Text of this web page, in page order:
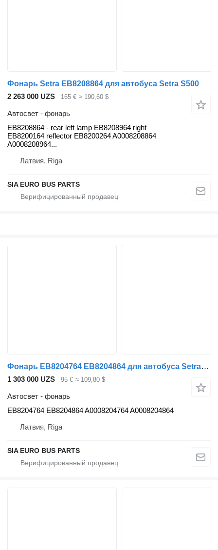
Фонарь Setra EB8208864 для автобуса Setra S500
2 263 000 UZS
165 € ≈ 190,60 $
Автосвет - фонарь
EB8208864 - rear left lamp EB8208964 right
EB8200164 reflector EB8200264 A0008208864
A0008208964...
Латвия, Riga
SIA EURO BUS PARTS
Фонарь EB8204764 EB8204864 для автобуса Setra S400 UL, GTHD
1 303 000 UZS 95 € ≈ 109,80 $
Автосвет - фонарь
EB8204764 EB8204864 A0008204764 A0008204864
Латвия, Riga
SIA EURO BUS PARTS